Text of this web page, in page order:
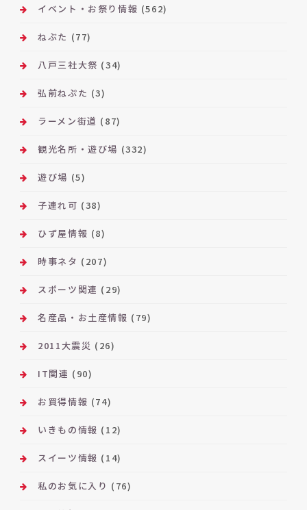
イベント・お祭り情報 (562)
ねぶた (77)
八戸三社大祭 (34)
弘前ねぷた (3)
ラーメン街道 (87)
観光名所・遊び場 (332)
遊び場 (5)
子連れ可 (38)
ひず屋情報 (8)
時事ネタ (207)
スポーツ関連 (29)
名産品・お土産情報 (79)
2011大震災 (26)
IT関連 (90)
お買得情報 (74)
いきもの情報 (12)
スイーツ情報 (14)
私のお気に入り (76)